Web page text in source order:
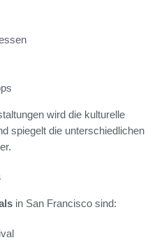
wird die kulturelle
spiegelt die unterschiedlichen
in San Francisco sind: